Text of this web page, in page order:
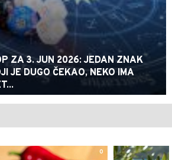
ZA 3. JUN 2026: JEDAN ZNAK
JE DUGO ČEKAO, NEKO IMA
0